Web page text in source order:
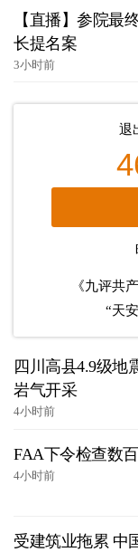
【直播】参院最
长提名案
3小时前
退
《九评共
“天
四川高县4.9级地
岩气开采
4小时前
FAA下令检查数
4小时前
受建筑业拖累 中